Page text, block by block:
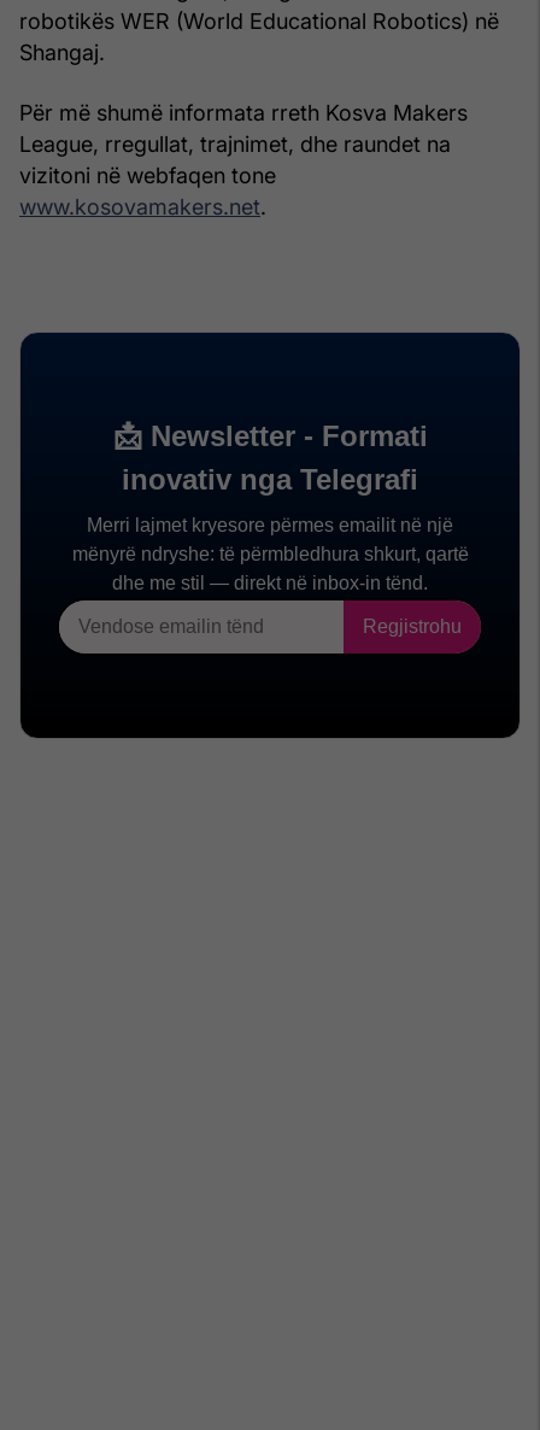
robotikës WER (World Educational Robotics) në
Shangaj.
Për më shumë informata rreth Kosva Makers
League, rregullat, trajnimet, dhe raundet na
vizitoni në webfaqen tone
www.kosovamakers.net.